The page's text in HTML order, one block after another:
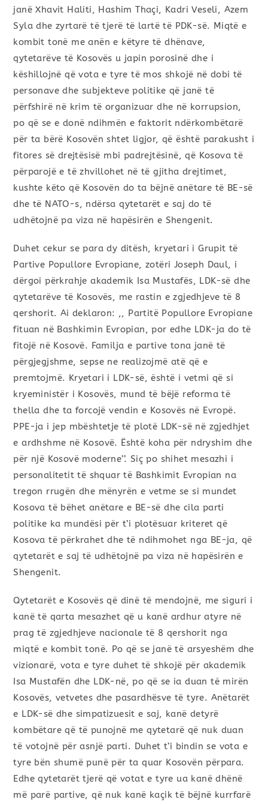
janë Xhavit Haliti, Hashim Thaçi, Kadri Veseli, Azem
Syla dhe zyrtarë të tjerë të lartë të PDK-së. Miqtë e
kombit tonë me anën e këtyre të dhënave,
qytetarëve të Kosovës u japin porosinë dhe i
këshillojnë që vota e tyre të mos shkojë në dobi të
personave dhe subjekteve politike që janë të
përfshirë në krim të organizuar dhe në korrupsion,
po që se e donë ndihmën e faktorit ndërkombëtarë
për ta bërë Kosovën shtet ligjor, që është parakusht i
fitores së drejtësisë mbi padrejtësinë, që Kosova të
përparojë e të zhvillohet në të gjitha drejtimet,
kushte këto që Kosovën do ta bëjnë anëtare të BE-së
dhe të NATO-s, ndërsa qytetarët e saj do të
udhëtojnë pa viza në hapësirën e Shengenit.
Duhet cekur se para dy ditësh, kryetari i Grupit të
Partive Popullore Evropiane, zotëri Joseph Daul, i
dërgoi përkrahje akademik Isa Mustafës, LDK-së dhe
qytetarëve të Kosovës, me rastin e zgjedhjeve të 8
qershorit. Ai deklaron: ,, Partitë Popullore Evropiane
fituan në Bashkimin Evropian, por edhe LDK-ja do të
fitojë në Kosovë. Familja e partive tona janë të
përgjegjshme, sepse ne realizojmë atë që e
premtojmë. Kryetari i LDK-së, është i vetmi që si
kryeministër i Kosovës, mund të bëjë reforma të
thella dhe ta forcojë vendin e Kosovës në Evropë.
PPE-ja i jep mbështetje të plotë LDK-së në zgjedhjet
e ardhshme në Kosovë. Është koha për ndryshim dhe
për një Kosovë moderne’’. Siç po shihet mesazhi i
personalitetit të shquar të Bashkimit Evropian na
tregon rrugën dhe mënyrën e vetme se si mundet
Kosova të bëhet anëtare e BE-së dhe cila parti
politike ka mundësi për t’i plotësuar kriteret që
Kosova të përkrahet dhe të ndihmohet nga BE-ja, që
qytetarët e saj të udhëtojnë pa viza në hapësirën e
Shengenit.
Qytetarët e Kosovës që dinë të mendojnë, me siguri i
kanë të qarta mesazhet që u kanë ardhur atyre në
prag të zgjedhjeve nacionale të 8 qershorit nga
miqtë e kombit tonë. Po që se janë të arsyeshëm dhe
vizionarë, vota e tyre duhet të shkojë për akademik
Isa Mustafën dhe LDK-në, po që se ia duan të mirën
Kosovës, vetvetes dhe pasardhësve të tyre. Anëtarët
e LDK-së dhe simpatizuesit e saj, kanë detyrë
kombëtare që të punojnë me qytetarë që nuk duan
të votojnë për asnjë parti. Duhet t’i bindin se vota e
tyre bën shumë punë për ta quar Kosovën përpara.
Edhe qytetarët tjerë që votat e tyre ua kanë dhënë
më parë partive, që nuk kanë kaçik të bëjnë kurrfarë